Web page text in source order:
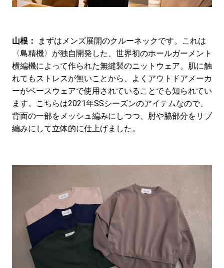
山根：
まずはメンズ展開のクルーネックです。これは
〈島精機〉が独自開発した、世界初のホールガーメント
横編機によって作られた無縫製のニットウェア。肌に触
れてもストレスが無いことから、よくアウトドアメーカ
ーがベースウェアで使用されていることでも知られてい
ます。こちらは2021年SSシーズンのアイテムなので、
背面の一部をメッシュ編みにしつつ、肘や脇部分をリブ
編みにして立体的に仕上げました。